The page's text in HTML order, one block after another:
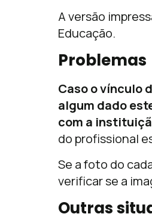
A versão
Educação.
Problemas
Caso o vínculo
algum dado
com a
do profissional
Se a foto do
verificar se a
Outras